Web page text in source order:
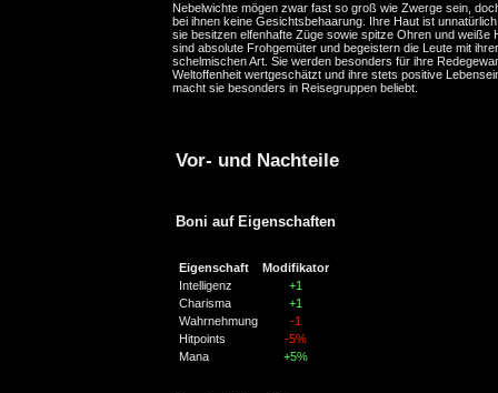
Nebelwichte mögen zwar fast so groß wie Zwerge sein,
bei ihnen keine Gesichtsbehaarung. Ihre Haut ist
sie besitzen elfenhafte Züge sowie spitze Ohren und weiße
sind absolute Frohgemüter und begeistern die Leute mit ihrer
schelmischen Art. Sie werden besonders für ihre
Weltoffenheit wertgeschätzt und ihre stets positive
macht sie besonders in Reisegruppen beliebt.
Vor- und Nachteile
Boni auf Eigenschaften
Eigenschaft
Modifikator
Intelligenz
+1
Charisma
+1
Wahrnehmung
-1
Hitpoints
-5%
Mana
+5%